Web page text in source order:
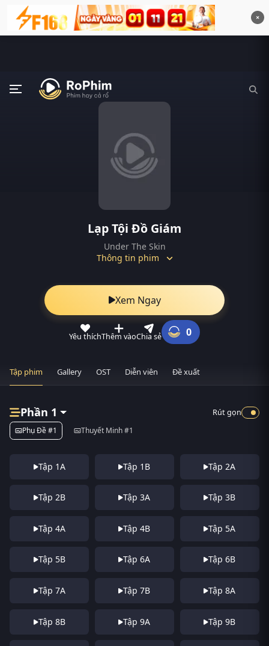
×
Lạp Tội Đồ Giám
Under The Skin
Thông tin phim
Xem Ngay
Yêu thíchThêm vàoChia sẻ 0
Tập phim Gallery OST Diễn viên Đề xuất
Phần 1
Phụ Đề #1 Thuyết Minh #1
Rút gọn
Tập 1A Tập 1B Tập 2A
Tập 2B Tập 3A Tập 3B
Tập 4A Tập 4B Tập 5A
Tập 5B Tập 6A Tập 6B
Tập 7A Tập 7B Tập 8A
Tập 8B Tập 9A Tập 9B